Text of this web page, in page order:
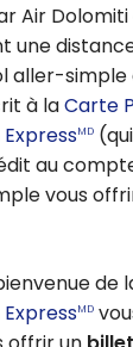
Air Dolomiti
une
aller-
à laCarte
MD
au
vous
de
MD